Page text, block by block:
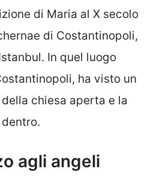
di Maria al X secolo
di Costantinopoli,
In quel luogo
ha visto un
chiesa aperta e la
agli angeli